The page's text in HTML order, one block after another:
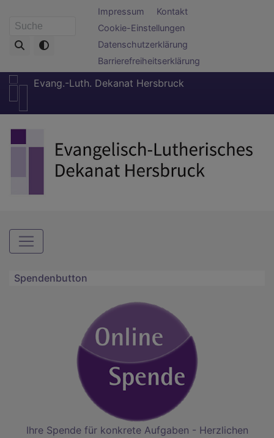
zum
Suche
Fußbereichsmenü
Impressum
Kontakt
Cookie-Einstellungen
Datenschutzerklärung
Barrierefreiheitserklärung
Evang.-Luth. Dekanat Hersbruck
Hauptnavigation
Spendenbutton
Ihre Spende für konkrete Aufgaben - Herzlichen